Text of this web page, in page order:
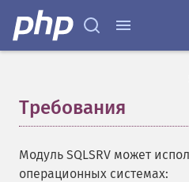
Требования
Модуль SQLSRV может
операционных системах: